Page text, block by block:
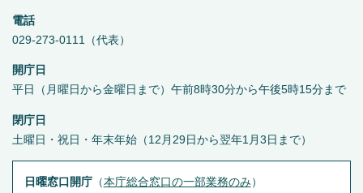
電話
029-273-0111（代表）
開庁日
平日（月曜日から金曜日まで）午前8時30分から午後5時15分まで
閉庁日
土曜日・祝日・年末年始（12月29日から翌年1月3日まで）
日曜窓口開庁（本庁総合窓口の一部業務のみ ）